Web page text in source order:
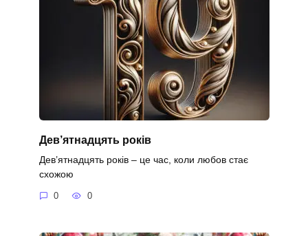
Дев’ятнадцять років
Дев’ятнадцять років – це час, коли любов стає
схожою
0 0